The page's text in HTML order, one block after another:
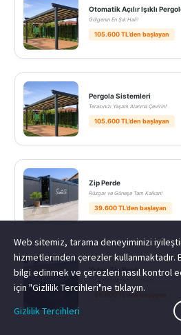
Otomatik Açılır Işıklı
Gölgenin En Şık Hali!
105.600 TL’den başlayan
Pergola Sistemleri
Terasınızı Yaşam Alanına Çevirin!
105.600 TL’den başlayan
Zip Perde
Rüzgar ve Güneşe Tam Kalkan!
39.600 TL’den başlayan
Yatay Zip Perde
99.000 TL’den başlayan
Web sitemiz, tarama deneyiminizi
hizmetlerinden çerezler kullanmaktadır.
bilgi edinmek ve çerezleri nasıl kontrol
için "Gizlilik Tercihleri"ne tıklayın.
Gizlilik Tercihleri